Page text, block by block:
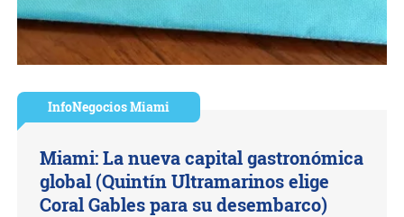
InfoNegocios Miami
Miami: La nueva capital gastronómica
global (Quintín Ultramarinos elige
Coral Gables para su desembarco)